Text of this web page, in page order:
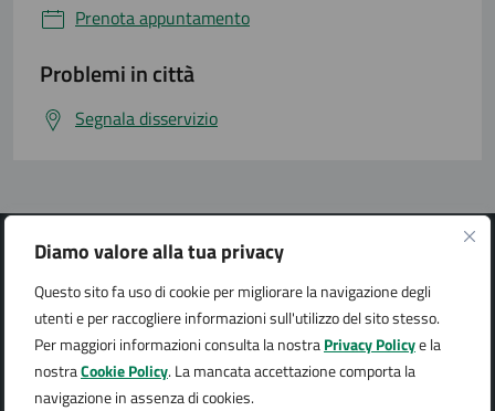
Diamo valore alla tua privacy
Questo sito fa uso di cookie per migliorare la navigazione degli
utenti e per raccogliere informazioni sull'utilizzo del sito stesso.
Per maggiori informazioni consulta la nostraPrivacy Policye la
nostraCookie Policy. La mancata accettazione comporta la
navigazione in assenza di cookies.
Prenota appuntamento
Problemi in città
Segnala disservizio
Città di Arona